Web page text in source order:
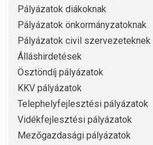
Pályázatok diákoknak
Pályázatok önkormányzatoknak
Pályázatok civil szervezeteknek
Álláshirdetések
Ösztöndíj pályázatok
KKV pályázatok
Telephelyfejlesztési pályázatok
Vidékfejlesztési pályázatok
Mezőgazdasági pályázatok